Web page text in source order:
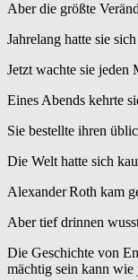
Aber die größte
Jahrelang hatte sie
Jetzt wachte sie
Eines Abends kehrte
Sie bestellte ihren
Die Welt hatte sich
Alexander Roth kam
Aber tief drinnen
Die Geschichte von
mächtig sein kann